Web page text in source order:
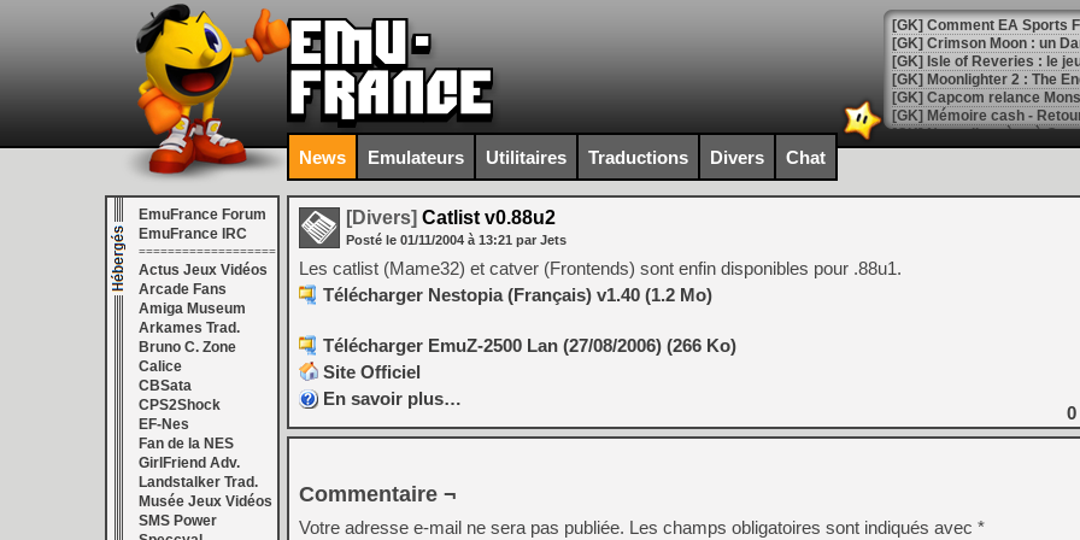
[GK] Comment EA Sports
[GK] Crimson Moon : un
[GK] Isle of Reveries : le
[GK] Moonlighter 2 : The
[GK] Capcom relance
[Mo5] Deux inédits du
[GK] Le beat'em up The
[GK] Endless Legend 2 :
[LS] [PS5] Le WebKit
[GK] Oubliez Crazy Taxi,
[LS] [Switch] NSZ 5.0.0
[GK] No More Room in
[GK] Un chatbot Atelier
[GK] Mémoire cash -
News Emulateurs Utilitaires Traductions Divers Chat
EmuFrance Forum
EmuFrance IRC
===================
Actus Jeux Vidéos
Arcade Fans
Amiga Museum
Arkames Trad.
Bruno C. Zone
Calice
CBSata
CPS2Shock
EF-Nes
Fan de la NES
GirlFriend Adv.
Landstalker Trad.
Musée Jeux Vidéos
SMS Power
[Divers] Catlist v0.88u2
Posté le 01/11/2004 à 13:21 par Jets
Les catlist (Mame32) et catver (Frontends) sont enfin disponibles pour .88u1.
Télécharger Nestopia (Français) v1.40 (1.2 Mo)
Télécharger EmuZ-2500 Lan (27/08/2006) (266 Ko)
Site Officiel
En savoir plus…
0
Commentaire ¬
Votre adresse e-mail ne sera pas publiée. Les champs obligatoires sont indiqués avec *